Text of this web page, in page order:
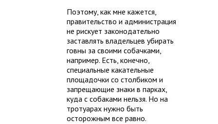
Поэтому, как мне кажется,
правительство и администрация
не рискует законодательно
заставлять владельцев убирать
говны за своими собачками,
например. Есть, конечно,
специальные какательные
площадочки со столбиком и
запрещающие знаки в парках,
куда с собаками нельзя. Но на
тротуарах нужно быть
осторожным все равно.